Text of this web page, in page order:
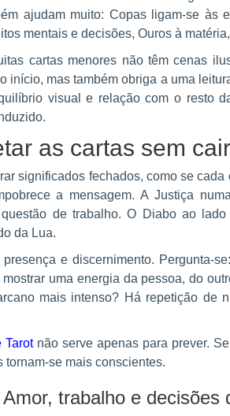
ajudam muito: Copas ligam-se às
mentais e decisões, Ouros à
cartas menores não têm cenas
início, mas também obriga a uma
visual e relação com o resto
as cartas sem
significados fechados, como se
a mensagem. A Justiça
de trabalho. O Diabo ao
da Lua.
e discernimento. Pergunta-
uma energia da pessoa, do
mais intenso? Há repetição de
Tarotnão serve apenas para prever.
se mais conscientes.
Amor, trabalho e decisões